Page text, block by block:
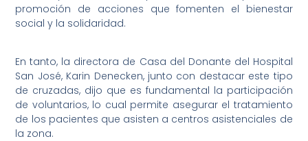
promoción de acciones que fomenten el bienestar
social y la solidaridad.
En tanto, la directora de Casa del Donante del Hospital
San José, Karin Denecken, junto con destacar este tipo
de cruzadas, dijo que es fundamental la participación
de voluntarios, lo cual permite asegurar el tratamiento
de los pacientes que asisten a centros asistenciales de
la zona.